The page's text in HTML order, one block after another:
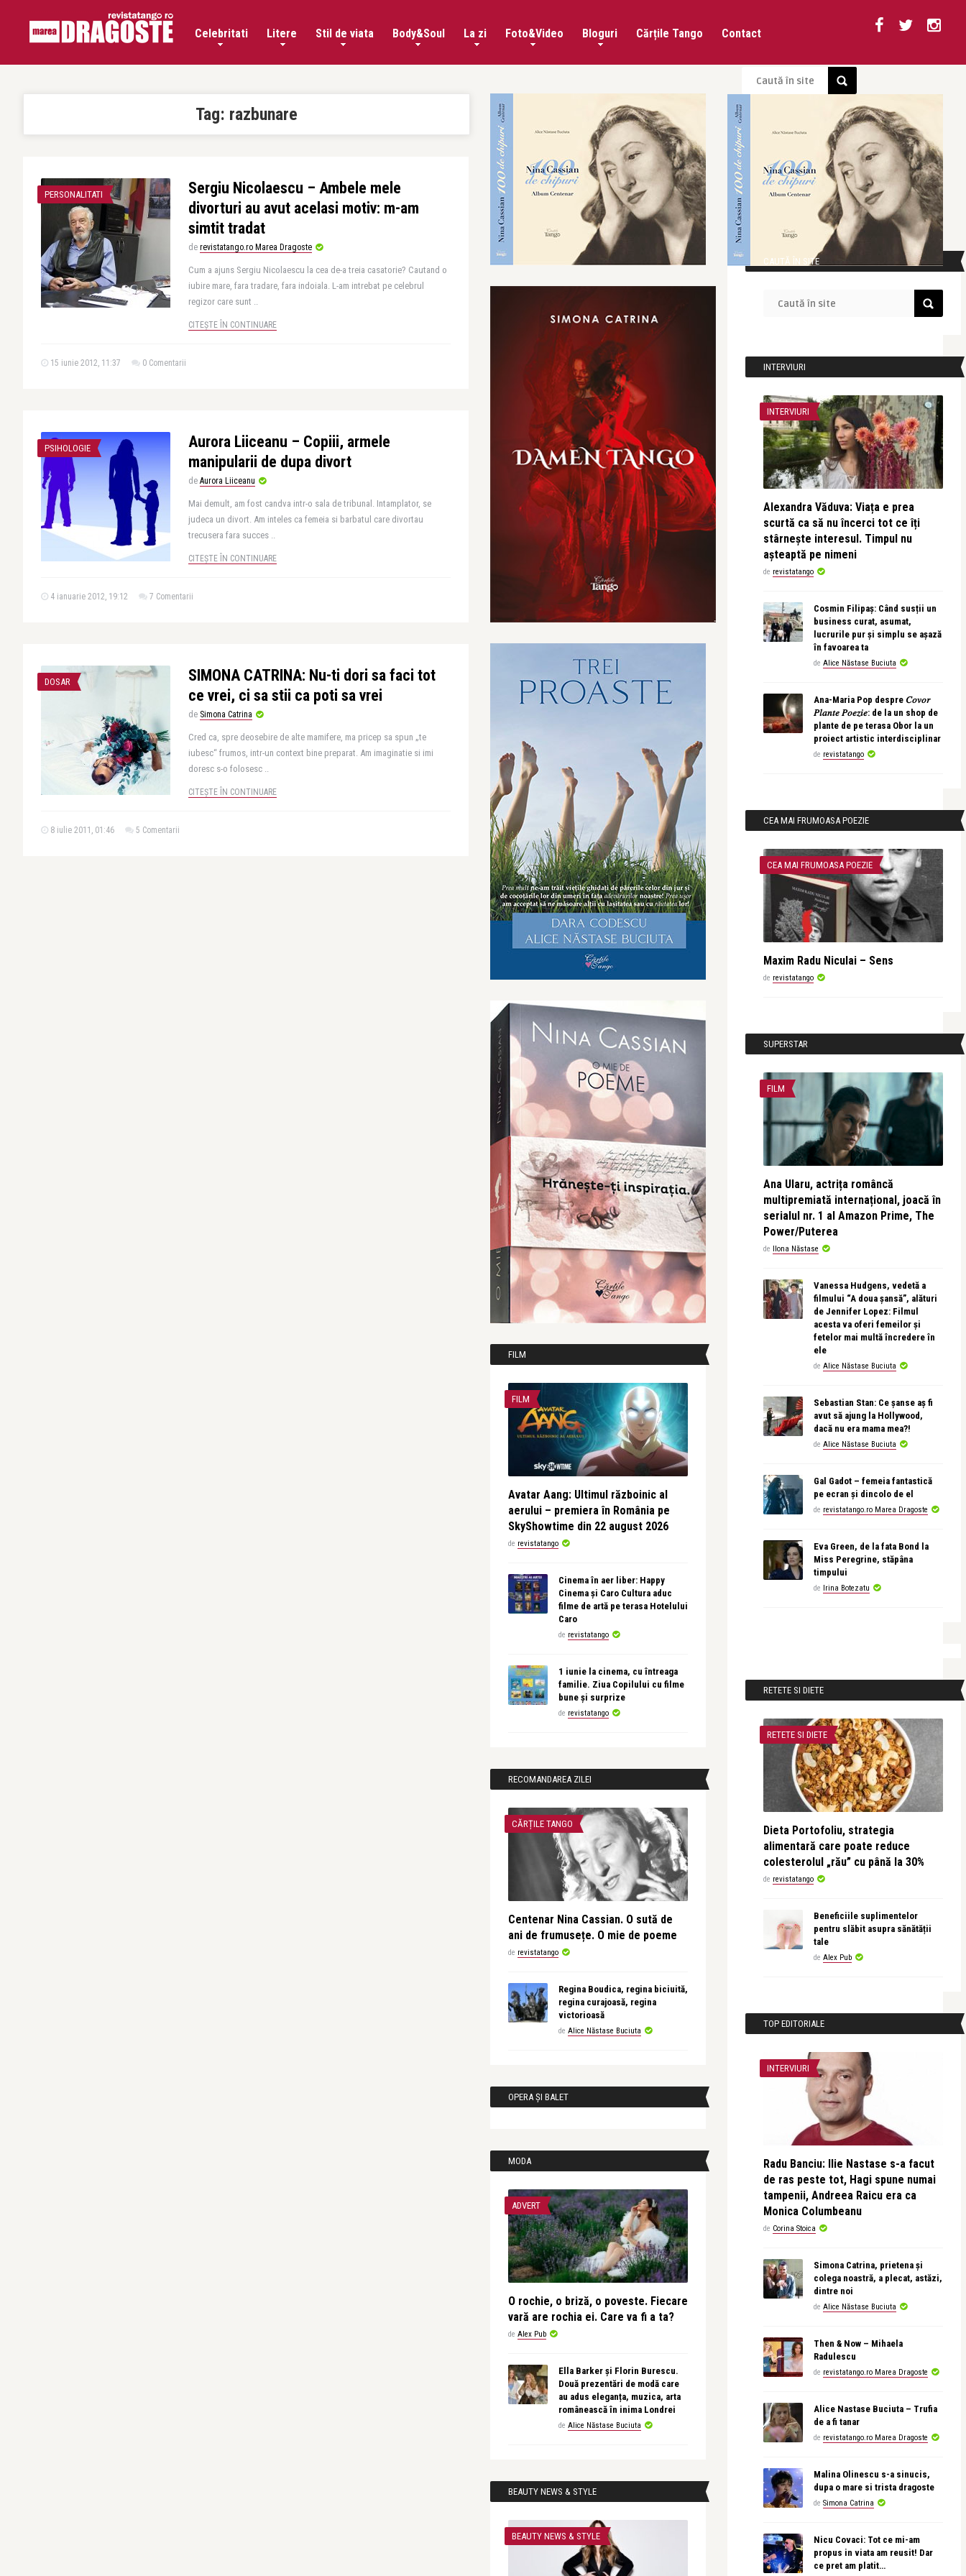
Celebritati Litere Stil de viata Body&Soul La zi Foto&Video Bloguri Cărțile Tango Contact
Tag: razbunare
PERSONALITATI
Sergiu Nicolaescu – Ambele mele
divorturi au avut acelasi motiv: m-am
simtit tradat
de revistatango.ro Marea Dragoste
Cum a ajuns Sergiu Nicolaescu la cea de-a treia casatorie? Cautand o
iubire mare, fara tradare, fara indoiala. L-am intrebat pe celebrul
regizor care sunt ..
CITEȘTE ÎN CONTINUARE
15 iunie 2012, 11:37 0 Comentarii
PSIHOLOGIE
Aurora Liiceanu – Copiii, armele
manipularii de dupa divort
de Aurora Liiceanu
Mai demult, am fost candva intr-o sala de tribunal. Intamplator, se
judeca un divort. Am inteles ca femeia si barbatul care divortau
trecusera fara succes ..
CITEȘTE ÎN CONTINUARE
4 ianuarie 2012, 19:12 7 Comentarii
DOSAR
SIMONA CATRINA: Nu-ti dori sa faci tot
ce vrei, ci sa stii ca poti sa vrei
de Simona Catrina
Cred ca, spre deosebire de alte mamifere, ma pricep sa spun „te
iubesc“ frumos, intr-un context bine preparat. Am imaginatie si imi
doresc s-o folosesc ..
CITEȘTE ÎN CONTINUARE
8 iulie 2011, 01:46 5 Comentarii
FILM
FILM
Avatar Aang: Ultimul războinic al
aerului – premiera în România pe
SkyShowtime din 22 august 2026
de revistatango
Cinema în aer liber: Happy
Cinema și Caro Cultura aduc
filme de artă pe terasa Hotelului
Caro
de revistatango
1 iunie la cinema, cu întreaga
familie. Ziua Copilului cu filme
bune și surprize
de revistatango
RECOMANDAREA ZILEI
CĂRȚILE TANGO
Centenar Nina Cassian. O sută de
ani de frumusețe. O mie de poeme
de revistatango
Regina Boudica, regina biciuită,
regina curajoasă, regina
victorioasă
de Alice Năstase Buciuta
OPERA ȘI BALET
MODA
ADVERT
O rochie, o briză, o poveste. Fiecare
vară are rochia ei. Care va fi a ta?
de Alex Pub
Ella Barker și Florin Burescu.
Două prezentări de modă care
au adus eleganța, muzica, arta
românească în inima Londrei
de Alice Năstase Buciuta
BEAUTY NEWS & STYLE
BEAUTY NEWS & STYLE
CAUTĂ ÎN SITE
INTERVIURI
INTERVIURI
Alexandra Văduva: Viața e prea
scurtă ca să nu încerci tot ce îți
stârnește interesul. Timpul nu
așteaptă pe nimeni
de revistatango
Cosmin Filipaș: Când susții un
business curat, asumat,
lucrurile pur și simplu se așază
în favoarea ta
de Alice Năstase Buciuta
Ana-Maria Pop despre 𝐶𝑜𝑣𝑜𝑟
𝑃𝑙𝑎𝑛𝑡𝑒 𝑃𝑜𝑒𝑧𝑖𝑒: de la un shop de
plante de pe terasa Obor la un
proiect artistic interdisciplinar
de revistatango
CEA MAI FRUMOASA POEZIE
CEA MAI FRUMOASA POEZIE
Maxim Radu Niculai – Sens
de revistatango
SUPERSTAR
FILM
Ana Ularu, actrița româncă
multipremiată internațional, joacă în
serialul nr. 1 al Amazon Prime, The
Power/Puterea
de Ilona Năstase
Vanessa Hudgens, vedetă a
filmului “A doua șansă”, alături
de Jennifer Lopez: Filmul
acesta va oferi femeilor și
fetelor mai multă încredere în
ele
de Alice Năstase Buciuta
Sebastian Stan: Ce șanse aș fi
avut să ajung la Hollywood,
dacă nu era mama mea?!
de Alice Năstase Buciuta
Gal Gadot – femeia fantastică
pe ecran și dincolo de el
de revistatango.ro Marea Dragoste
Eva Green, de la fata Bond la
Miss Peregrine, stăpâna
timpului
de Irina Botezatu
RETETE SI DIETE
RETETE SI DIETE
Dieta Portofoliu, strategia
alimentară care poate reduce
colesterolul „rău” cu până la 30%
de revistatango
Beneficiile suplimentelor
pentru slăbit asupra sănătății
tale
de Alex Pub
TOP EDITORIALE
INTERVIURI
Radu Banciu: Ilie Nastase s-a facut
de ras peste tot, Hagi spune numai
tampenii, Andreea Raicu era ca
Monica Columbeanu
de Corina Stoica
Simona Catrina, prietena și
colega noastră, a plecat, astăzi,
dintre noi
de Alice Năstase Buciuta
Then & Now – Mihaela
Radulescu
de revistatango.ro Marea Dragoste
Alice Nastase Buciuta – Trufia
de a fi tanar
de revistatango.ro Marea Dragoste
Malina Olinescu s-a sinucis,
dupa o mare si trista dragoste
de Simona Catrina
Nicu Covaci: Tot ce mi-am
propus in viata am reusit! Dar
ce pret am platit…